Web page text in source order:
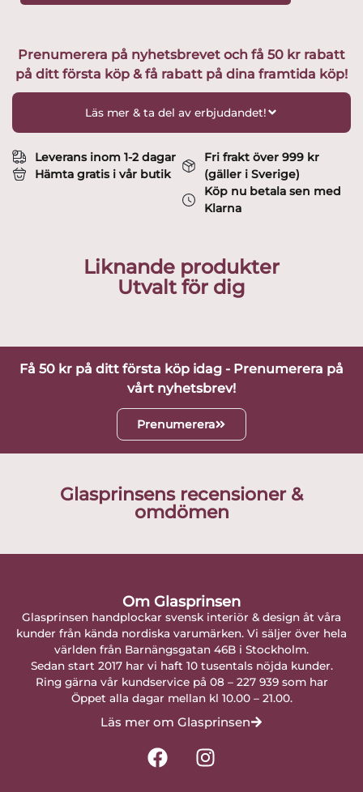
Fågeln
design
Lisa
Prenumerera på nyhetsbrevet och få 50 kr rabatt
på ditt första köp & få rabatt på dina framtida köp!
Läs mer & ta del av erbjudandet!
Leverans inom 1-2 dagar
Hämta gratis i vår butik
Fri frakt över 999 kr
(gäller i Sverige)
Köp nu betala sen med
Klarna
Liknande produkter
Utvalt för dig
Få 50 kr på ditt första köp idag - Prenumerera på
vårt nyhetsbrev!
Prenumerera
Glasprinsens recensioner &
omdömen
Om Glasprinsen
Glasprinsen handplockar svensk interiör & design åt våra
kunder från kända nordiska varumärken. Vi säljer över hela
världen från Barnängsgatan 46B i Stockholm.
Sedan start 2017 har vi haft 10 tusentals nöjda kunder.
Ring gärna vår kundservice på 08 – 227 939 som har
Öppet alla dagar mellan kl 10.00 – 21.00.
Läs mer om Glasprinsen
F
a
I
n